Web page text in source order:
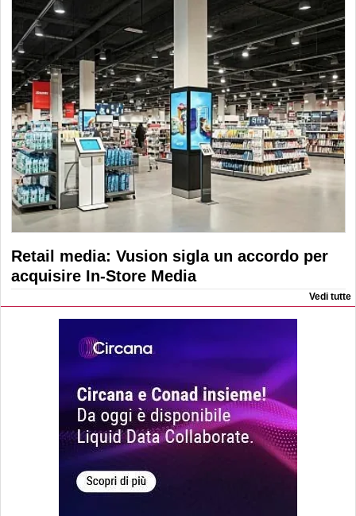
Retail media: Vusion sigla un accordo per
acquisire In-Store Media
Vedi tutte